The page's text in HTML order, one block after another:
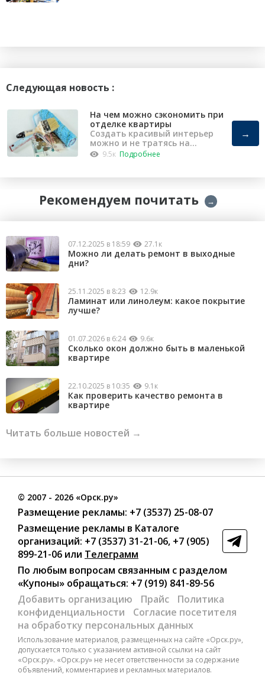
Следующая новость :
На чем можно сэкономить при
отделке квартиры
Создать красивый интерьер
можно и не тратясь на
капремонт
9.5к Подробнее
→
Рекомендуем почитать →
07.12.2025 в 18:59 27.1к
Можно ли делать ремонт в выходные
дни?
25.11.2025 в 8:23 12.9к
Ламинат или линолеум: какое покрытие
лучше?
01.07.2026 в 6:24 9.6к
Сколько окон должно быть в маленькой
квартире
22.10.2025 в 10:35 9.1к
Как проверить качество ремонта в
квартире
Читать больше новостей →
© 2007 - 2026 «Орск.ру»
Размещение рекламы: +7 (3537) 25-08-07
Размещение рекламы в Каталоге
организаций: +7 (3537) 31-21-06, +7 (905)
899-21-06 или Телеграмм
По любым вопросам связанным с разделом
«Купоны» обращаться: +7 (919) 841-89-56
Добавить организацию
Прайс
Политика
конфиденциальности
Согласие посетителя
на обработку персональных данных
Использование материалов, размещенных на сайте «Орск.ру»,
допускается только с указанием активной ссылки на сайт
«Орск.ру». «Орск.ру» не несет ответственности за содержание
объявлений, комментариев и рекламных материалов.